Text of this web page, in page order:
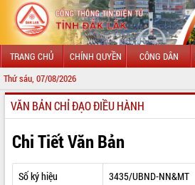
TRANG CHỦ CHÍNH QUYỀN CÔNG DÂN
Thứ sáu, 07/08/2026
GIỚI THIỆU
LÃNH ĐẠO UBND TỈNH
TIN TỨC SỰ KIỆN
VĂN BẢN CHỈ ĐẠO ĐIỀU HÀNH
Chi Tiết Văn Bản
Số ký hiệu
3435/UBND-NN&MT